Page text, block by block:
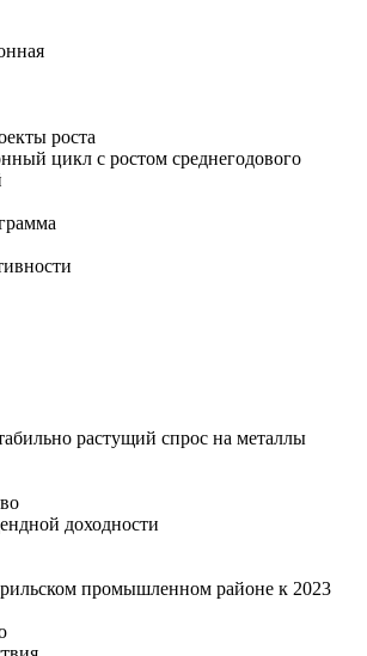
роста
цикл с ростом среднегодового
растущий спрос на металлы
доходности
промышленном районе к 2023